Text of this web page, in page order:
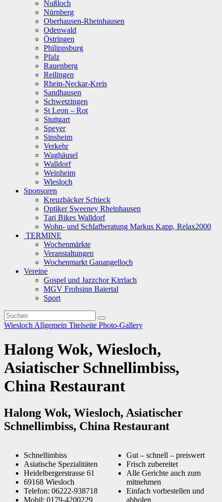
Nußloch
Nürnberg
Oberhausen-Rheinhausen
Odenwald
Östringen
Philippsburg
Pfalz
Rauenberg
Reilingen
Rhein-Neckar-Kreis
Sandhausen
Schwetzingen
St Leon – Rot
Stuttgart
Speyer
Sinsheim
Verkehr
Waghäusel
Walldorf
Weinheim
Wiesloch
Sponsoren
Kreuzbäcker Schieck
Optiker Sweeney Rheinhausen
Tari Bikes Walldorf
Wohn- und Schlafberatung Markus Kapp, Relax2000
TERMINE
Wochenmärkte
Veranstaltungen
Wochenmarkt Gauangelloch
Vereine
Gospel und Jazzchor Kirrlach
MGV Frohsinn Baiertal
Sport
Wiesloch Allgemein Titelseite Photo-Gallery
Halong Wok, Wiesloch,
Asiatischer Schnellimbiss,
China Restaurant
Halong Wok, Wiesloch, Asiatischer
Schnellimbiss, China Restaurant
Schnellimbiss
Asiatische Spezialitäten
Heidelbergerstrasse 61
69168 Wiesloch
Telefon: 06222-938718
Mobil: 0179-4200229
Gut – schnell – preiswert
Frisch zubereitet
Alle Gerichte auch zum
mitnehmen
Einfach vorbestellen und
abholen